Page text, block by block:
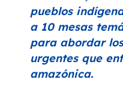
pueblos
a 10 mesas
para abordar
urgentes que
amazónica.